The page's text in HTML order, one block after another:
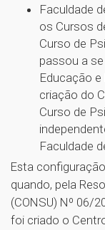
Faculdade
os Cursos
Curso de
passou a
Educação
criação do
Curso de
Faculdade
Esta
quando, pela
(CONSU) Nº 06/
foi criado o